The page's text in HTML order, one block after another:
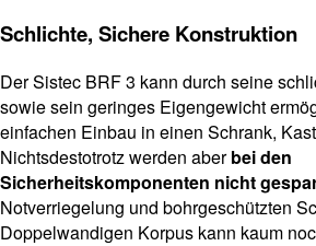
Schlichte, Sichere Konstruktion
Der Sistec BRF 3 kann durch seine
sowie sein geringes Eigengewicht
einfachen Einbau in einen Schrank,
Nichtsdestotrotz werden aberbei den
Sicherheitskomponenten nicht
Notverriegelung und bohrgeschützten
Doppelwandigen Korpus kann kaum